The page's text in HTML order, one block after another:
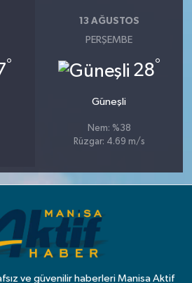
°
13 AĞUSTOS
PERŞEMBE
28°
Güneşli
Nem: %38
Rüzgar: 4.69 m/s
ve güvenilir haberleri Manisa Aktif